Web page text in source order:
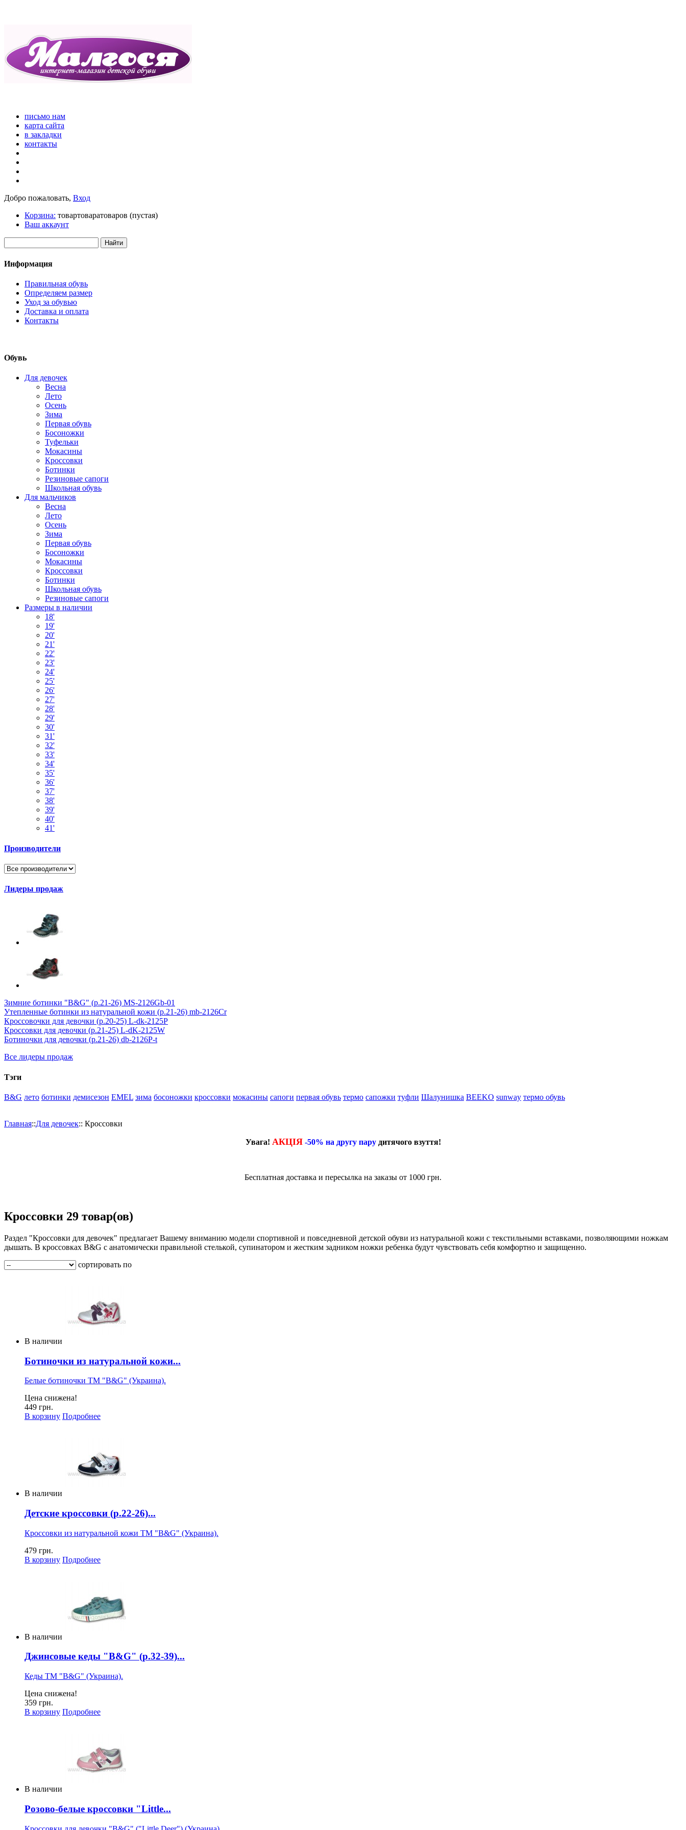
письмо нам
карта сайта
в закладки
контакты
Добро пожаловать, Вход
Корзина: товартоваратоваров (пустая)
Ваш аккаунт
Информация
Правильная обувь
Определяем размер
Уход за обувью
Доставка и оплата
Контакты
Обувь
Для девочек
Весна
Лето
Осень
Зима
Первая обувь
Босоножки
Туфельки
Мокасины
Кроссовки
Ботинки
Резиновые сапоги
Школьная обувь
Для мальчиков
Весна
Лето
Осень
Зима
Первая обувь
Босоножки
Мокасины
Кроссовки
Ботинки
Школьная обувь
Резиновые сапоги
Размеры в наличии
18'
19'
20'
21'
22'
23'
24'
25'
26'
27'
28'
29'
30'
31'
32'
33'
34'
35'
36'
37'
38'
39'
40'
41'
Производители
Лидеры продаж
Зимние ботинки "B&G" (р.21-26) MS-2126Gb-01
Утепленные ботинки из натуральной кожи (р.21-26) mb-2126Cr
Кроссовочки для девочки (р.20-25) L-dk-2125P
Кроссовки для девочки (р.21-25) L-dK-2125W
Ботиночки для девочки (р.21-26) db-2126P-t
Все лидеры продаж
Тэги
B&G лето ботинки демисезон EMEL зима босоножки кроссовки мокасины сапоги первая обувь термо сапожки туфли Шалунишка BEEKO sunway термо обувь
Главная::Для девочек:: Кроссовки
Увага! АКЦІЯ -50% на другу парудитячого взуття!
Бесплатная доставка и пересылка на заказы от 1000 грн.
Кроссовки 29 товар(ов)
Раздел "Кроссовки для девочек" предлагает Вашему вниманию модели спортивной и повседневной детской обуви из натуральной кожи с текстильными вставками, позволяющими ножкам
дышать. В кроссовках B&G с анатомически правильной стелькой, супинатором и жестким задником ножки ребенка будут чувствовать себя комфортно и защищенно.
сортировать по
В наличии
Ботиночки из натуральной кожи...
Белые ботиночки ТМ "B&G" (Украина).
Цена снижена!
449 грн.
В корзину Подробнее
В наличии
Детские кроссовки (р.22-26)...
Кроссовки из натуральной кожи ТМ "B&G" (Украина).
479 грн.
В корзину Подробнее
В наличии
Джинсовые кеды "B&G" (р.32-39)...
Кеды ТМ "B&G" (Украина).
Цена снижена!
359 грн.
В корзину Подробнее
В наличии
Розово-белые кроссовки "Little...